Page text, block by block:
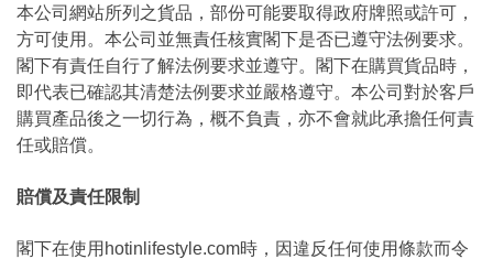
本公司網站所列之貨品，部份可能要取得政府牌照或許可，
方可使用。本公司並無責任核實閣下是否已遵守法例要求。
閣下有責任自行了解法例要求並遵守。閣下在購買貨品時，
即代表已確認其清楚法例要求並嚴格遵守。本公司對於客戶
購買產品後之一切行為，概不負責，亦不會就此承擔任何責
任或賠償。
賠償及責任限制
閣下在使用hotinlifestyle.com時，因違反任何使用條款而令